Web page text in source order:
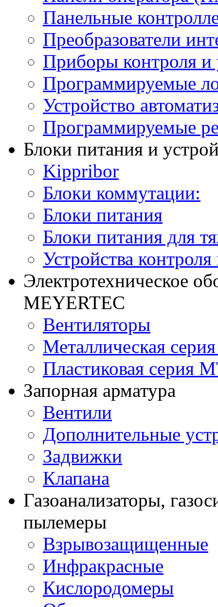
Панельные
Преобразователи
Приборы контроля и
Программируемые
Устройство
Программируемые
Блоки питания и
Kippribor
Блоки коммутации:
Блоки питания
Блоки питания для
Устройства
Электротехническое
MEYERTEC
Вентиляторы
Металлическая
Пластиковая серия
Запорная арматура
Вентили
Дополнительные
Задвижки
Клапана
Газоанализаторы,
пылемеры
Взрывозащищенные
Инфракрасные
Кислородомеры